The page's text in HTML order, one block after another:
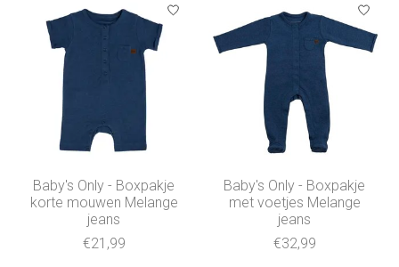
Baby's Only - Boxpakje
korte mouwen Melange
jeans
€21,99
Baby's Only - Boxpakje
met voetjes Melange
jeans
€32,99